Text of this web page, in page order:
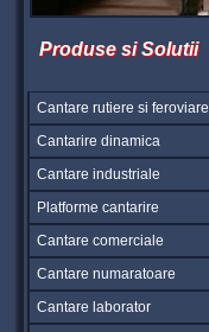
Produse si Solutii
Cantare rutiere si feroviare
Cantarire dinamica
Cantare industriale
Platforme cantarire
Cantare comerciale
Cantare numaratoare
Cantare laborator